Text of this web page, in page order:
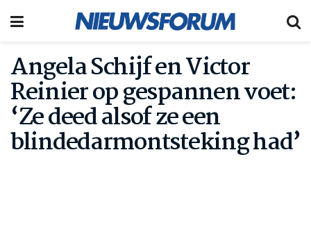
Angela Schijf en Victor
Reinier op gespannen voet:
‘Ze deed alsof ze een
blindedarmontsteking had’